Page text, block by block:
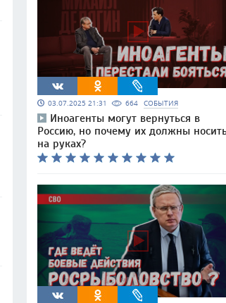
03.07.2025 21:31 664 СОБЫТИЯ
Иноагенты могут вернуться в
Россию, но почему их должны
на руках?